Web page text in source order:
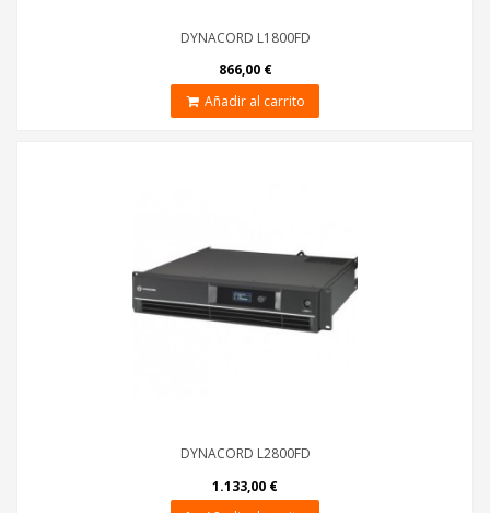
DYNACORD L1800FD
866,00 €
Añadir al carrito
DYNACORD L2800FD
1.133,00 €